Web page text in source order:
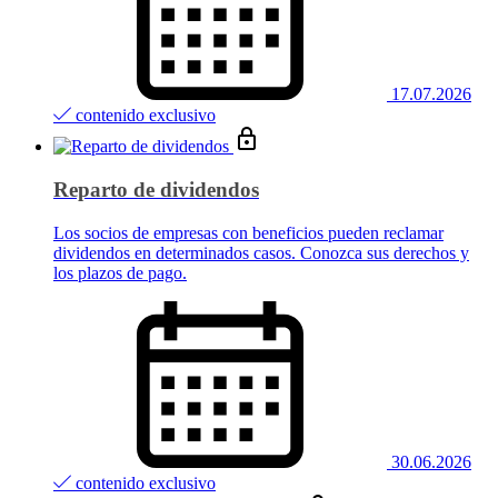
17.07.2026
contenido exclusivo
Reparto de dividendos
Los socios de empresas con beneficios pueden reclamar
dividendos en determinados casos. Conozca sus derechos y
los plazos de pago.
30.06.2026
contenido exclusivo